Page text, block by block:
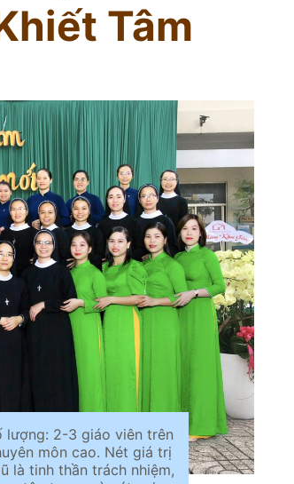
Tâm
lượng: 2-3 giáo viên trên
môn cao. Nét giá trị
là tinh thần trách nhiệm,